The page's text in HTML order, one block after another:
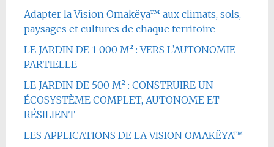
Adapter la Vision Omakëya™ aux climats, sols,
paysages et cultures de chaque territoire
LE JARDIN DE 1 000 M² : VERS L’AUTONOMIE
PARTIELLE
LE JARDIN DE 500 M² : CONSTRUIRE UN
ÉCOSYSTÈME COMPLET, AUTONOME ET
RÉSILIENT
LES APPLICATIONS DE LA VISION OMAKËYA™